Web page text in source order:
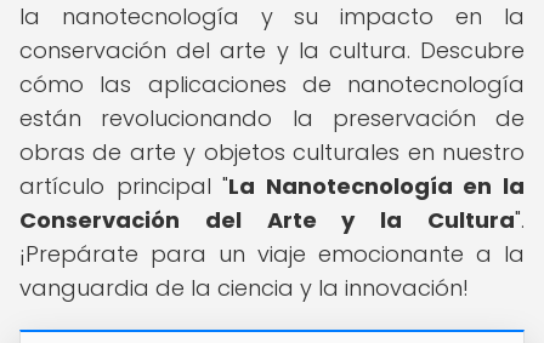
la nanotecnología y su impacto en la
conservación del arte y la cultura. Descubre
cómo las aplicaciones de nanotecnología
están revolucionando la preservación de
obras de arte y objetos culturales en nuestro
artículo principal "La Nanotecnología en la
Conservación del Arte y la Cultura".
¡Prepárate para un viaje emocionante a la
vanguardia de la ciencia y la innovación!